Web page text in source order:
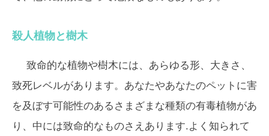
殺人植物と樹木
致命的な植物や樹木には、あらゆる形、大きさ、
致死レベルがあります。あなたやあなたのペットに害
を及ぼす可能性のあるさまざまな種類の有毒植物があ
り、中には致命的なものさえあります.よく知られて